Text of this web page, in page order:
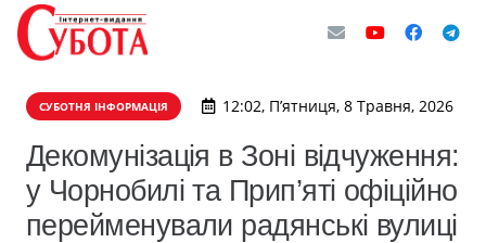
СУБОТНЯ ІНФОРМАЦІЯ 12:02, П’ятниця, 8 Травня, 2026
Декомунізація в Зоні відчуження:
у Чорнобилі та Прип’яті офіційно
перейменували радянські вулиці